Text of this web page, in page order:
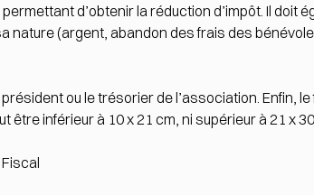
d’obtenir la réduction d’impôt. Il doit
nature (argent, abandon des frais des
ou le trésorier de l’association. Enfin,
être inférieur à 10 x 21 cm, ni supérieur à 21 x